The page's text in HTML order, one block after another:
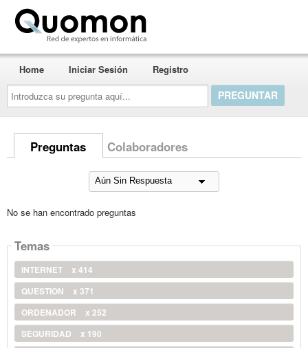
Introduzca
su
pregunta
aquí...
Home Iniciar Sesión Registro
Preguntas Colaboradores
No se han encontrado preguntas
Temas
INTERNET
x 414
QUESTION
x 371
ORDENADOR
x 252
SEGURIDAD
x 190